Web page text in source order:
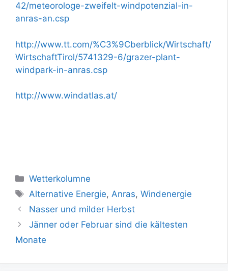
42/meteorologe-zweifelt-windpotenzial-in-
anras-an.csp
http://www.tt.com/%C3%9Cberblick/Wirtschaft/
WirtschaftTirol/5741329-6/grazer-plant-
windpark-in-anras.csp
http://www.windatlas.at/
Kategorien
Wetterkolumne
Schlagwörter
Alternative Energie,Anras,Windenergie
Nasser und milder Herbst
Jänner oder Februar sind die kältesten
Monate